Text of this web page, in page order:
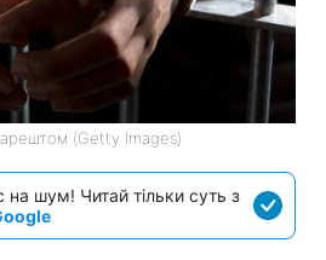
(Getty Images)
на шум! Читай тільки суть з